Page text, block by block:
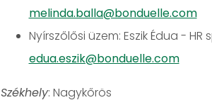
melinda.balla@bonduelle.com
Nyírszőlősi üzem: Eszik Édua - HR
edua.eszik@bonduelle.com
Székhely: Nagykőrös